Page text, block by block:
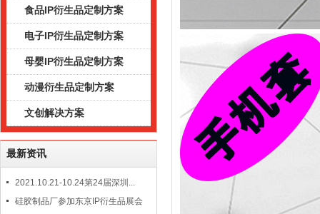
食品IP衍生品定制方案
电子IP衍生品定制方案
母婴IP衍生品定制方案
动漫衍生品定制方案
文创解决方案
最新资讯
2021.10.21-10.24第24届深圳...
硅胶制品厂参加东京IP衍生品展会